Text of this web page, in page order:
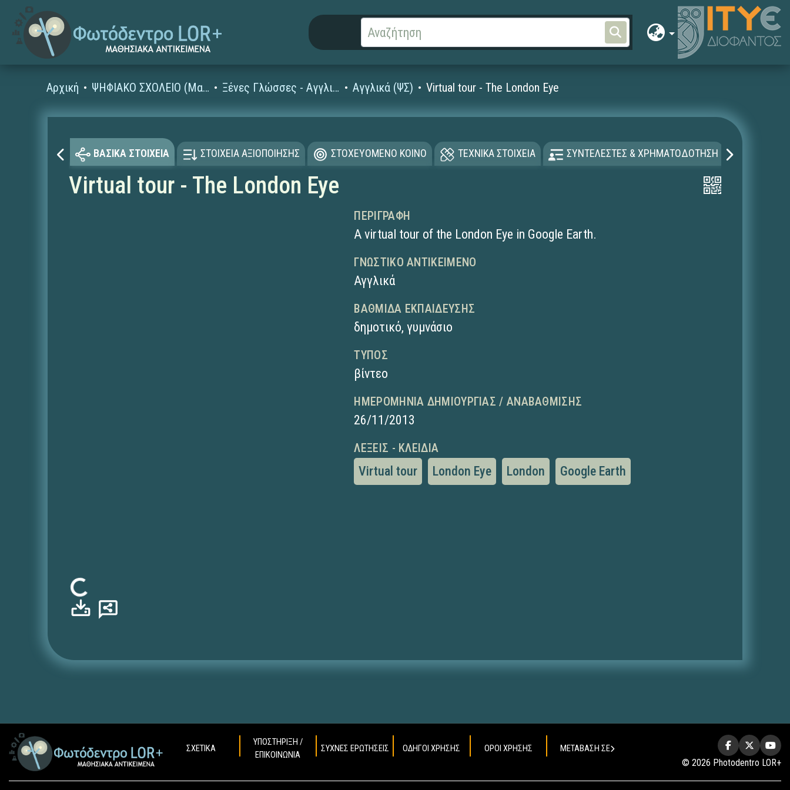
Αρχική ΨΗΦΙΑΚΟ ΣΧΟΛΕΙΟ (Μαθησιακά Αντικείμενα) Ξένες Γλώσσες - Αγγλικά Αγγλικά (ΨΣ) Virtual tour - The London Eye
ΒΑΣΙΚΑ ΣΤΟΙΧΕΙΑ ΣΤΟΙΧΕΙΑ ΑΞΙΟΠΟΙΗΣΗΣ ΣΤΟΧΕΥΟΜΕΝΟ ΚΟΙΝΟ ΤΕΧΝΙΚΑ ΣΤΟΙΧΕΙΑ ΣΥΝΤΕΛΕΣΤΕΣ & ΧΡΗΜΑΤΟΔΟΤΗΣΗ
Virtual tour - The London Eye
Φόρτωση...
ΠΕΡΙΓΡΑΦΉ
A virtual tour of the London Eye in Google Earth.
ΓΝΩΣΤΙΚΌ ΑΝΤΙΚΕΊΜΕΝΟ
Αγγλικά
ΒΑΘΜΊΔΑ ΕΚΠΑΊΔΕΥΣΗΣ
δημοτικό,γυμνάσιο
ΤΎΠΟΣ
βίντεο
ΗΜΕΡΟΜΗΝΊΑ ΔΗΜΙΟΥΡΓΊΑΣ / ΑΝΑΒΆΘΜΙΣΗΣ
26/11/2013
ΛΈΞΕΙΣ - ΚΛΕΙΔΙΆ
Virtual tour London Eye London Google Earth
ΣΧΕΤΙΚΑ
ΥΠΟΣΤΗΡΙΞΗ /
ΕΠΙΚΟΙΝΩΝΙΑ
ΣΥΧΝΕΣ ΕΡΩΤΗΣΕΙΣ ΟΔΗΓΟΙ ΧΡΗΣΗΣ ΟΡΟΙ ΧΡΗΣΗΣ ΜΕΤΑΒΑΣΗ ΣΕ
© 2026 Photodentro LOR+